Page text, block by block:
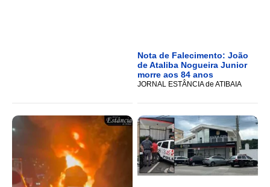
Nota de Falecimento: João
de Ataliba Nogueira Junior
morre aos 84 anos
JORNAL ESTÂNCIA de ATIBAIA